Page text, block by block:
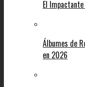
El
Álbumes de
en 2026